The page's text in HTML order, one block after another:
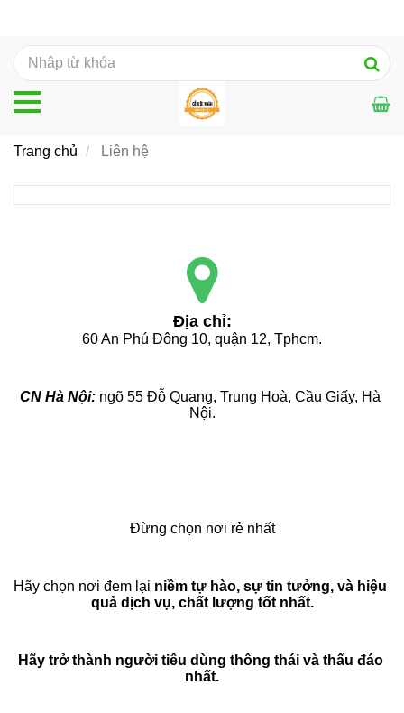
Địa chỉ:
60 An Phú Đông 10, quận 12, Tphcm.
CN Hà Nội: ngõ 55 Đỗ Quang, Trung Hoà, Cầu Giấy, Hà
Nội.
Đừng chọn nơi rẻ nhất
Hãy chọn nơi đem lại niềm tự hào, sự tin tưởng, và hiệu
quả dịch vụ, chất lượng tốt nhất.
Hãy trở thành người tiêu dùng thông thái và thấu đáo
nhất.
Trang chủ Liên hệ